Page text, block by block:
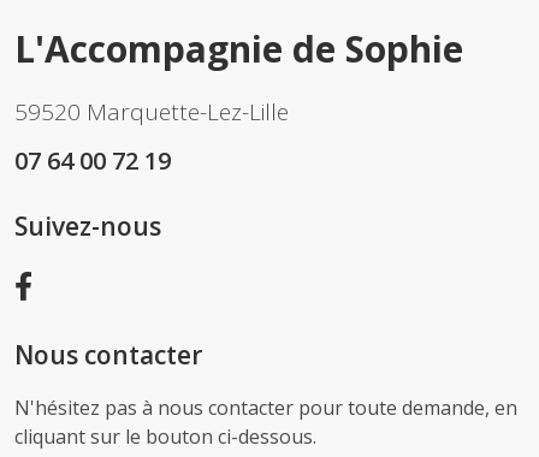
L'Accompagnie de Sophie
59520 Marquette-Lez-Lille
07 64 00 72 19
Suivez-nous
Nous contacter
N'hésitez pas à nous contacter pour toute demande, en
cliquant sur le bouton ci-dessous.